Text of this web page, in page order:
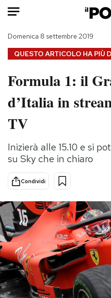
HOME
Italia
Politica
Scienza
Cultura
Economia
PODCAST
NEWSLETTER
QUESTO ARTICOLO HA PIÙ
Domenica 8 settembre 2019
Formula 1: il
d’Italia in
TV
Inizierà alle 15.10 e si
su Sky che in chiaro
Condividi